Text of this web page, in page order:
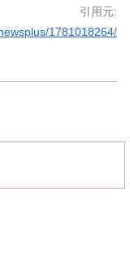
引用元:
1781018264/